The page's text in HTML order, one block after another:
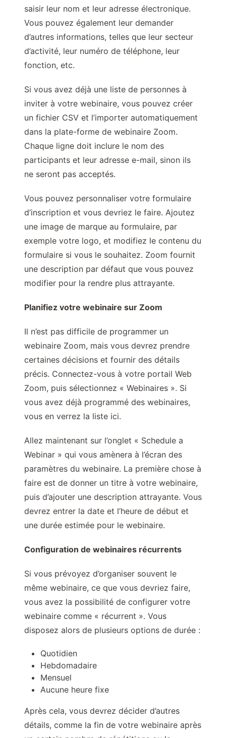
saisir leur nom et leur adresse électronique.
Vous pouvez également leur demander
d’autres informations, telles que leur secteur
d’activité, leur numéro de téléphone, leur
fonction, etc.
Si vous avez déjà une liste de personnes à
inviter à votre webinaire, vous pouvez créer
un fichier CSV et l’importer automatiquement
dans la plate-forme de webinaire Zoom.
Chaque ligne doit inclure le nom des
participants et leur adresse e-mail, sinon ils
ne seront pas acceptés.
Vous pouvez personnaliser votre formulaire
d’inscription et vous devriez le faire. Ajoutez
une image de marque au formulaire, par
exemple votre logo, et modifiez le contenu du
formulaire si vous le souhaitez. Zoom fournit
une description par défaut que vous pouvez
modifier pour la rendre plus attrayante.
Planifiez votre webinaire sur Zoom
Il n’est pas difficile de programmer un
webinaire Zoom, mais vous devrez prendre
certaines décisions et fournir des détails
précis. Connectez-vous à votre portail Web
Zoom, puis sélectionnez « Webinaires ». Si
vous avez déjà programmé des webinaires,
vous en verrez la liste ici.
Allez maintenant sur l’onglet « Schedule a
Webinar » qui vous amènera à l’écran des
paramètres du webinaire. La première chose à
faire est de donner un titre à votre webinaire,
puis d’ajouter une description attrayante. Vous
devrez entrer la date et l’heure de début et
une durée estimée pour le webinaire.
Configuration de webinaires récurrents
Si vous prévoyez d’organiser souvent le
même webinaire, ce que vous devriez faire,
vous avez la possibilité de configurer votre
webinaire comme « récurrent ». Vous
disposez alors de plusieurs options de durée :
Quotidien
Hebdomadaire
Mensuel
Aucune heure fixe
Après cela, vous devrez décider d’autres
détails, comme la fin de votre webinaire après